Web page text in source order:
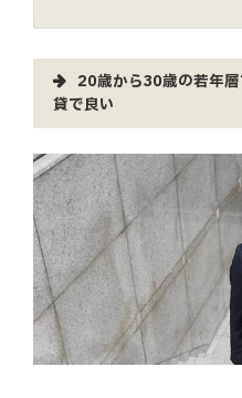
20歳から30歳の若年
貸で良い